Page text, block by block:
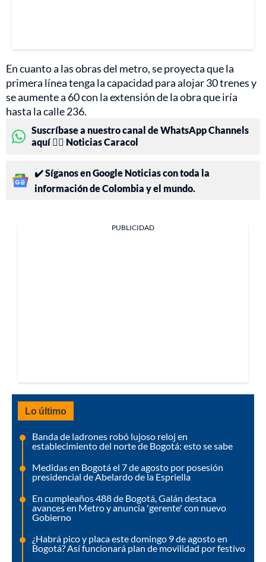
En cuanto a las obras del metro, se proyecta que la
primera línea tenga la capacidad para alojar 30 trenes y
se aumente a 60 con la extensión de la obra que iría
hasta la calle 236.
Suscríbase a nuestro canal de WhatsApp Channels
aquí 👉🏻 Noticias Caracol
✔️ Síganos en Google Noticias con toda la
información de Colombia y el mundo.
PUBLICIDAD
Lo último
Banda de ladrones robó lujoso reloj en
establecimiento del norte de Bogotá: esto se sabe
Medidas en Bogotá el 7 de agosto por posesión
presidencial de Abelardo de la Espriella
En cumpleaños 488 de Bogotá, Galán destaca
avances en Metro y anuncia 'gerente' con nuevo
Gobierno
¿Habrá pico y placa este domingo 9 de agosto en
Bogotá? Así funcionará plan de movilidad por festivo